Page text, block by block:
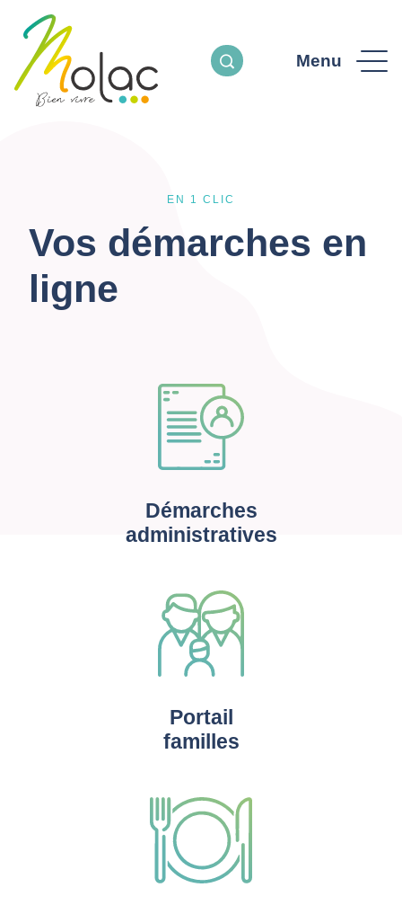
Menu
EN 1 CLIC
Vos démarches en
ligne
Démarches
administratives
Portail
familles